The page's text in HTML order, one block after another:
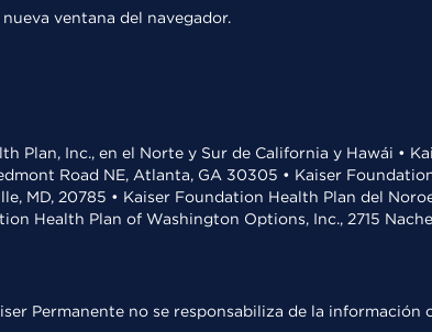
ventana del navegador.
Plan, Inc., en el Norte y Sur de California y Hawái •
Road NE, Atlanta, GA 30305 • Kaiser
MD, 20785 • Kaiser Foundation Health Plan del
Health Plan of Washington Options, Inc., 2715
Permanente no se responsabiliza de la